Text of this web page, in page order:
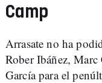
Camp
Arrasate no ha
Rober Ibáñez,
García para el